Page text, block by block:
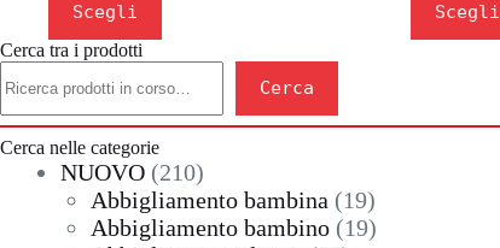
Scegli
prodotto
ha
più
varianti.
Le
opzioni
possono
essere
nella
pagina
Scegli
prodotto
ha
opzioni
Cerca tra i prodotti
Cerca
Cerca nelle categorie
NUOVO 210210
prodotti
Abbigliamento bambina 1919
prodotti
Abbigliamento bambino 1919